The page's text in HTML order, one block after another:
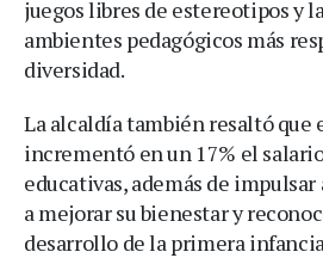
juegos libres de estereotipos y
ambientes pedagógicos más
diversidad.
La alcaldía también resaltó que
incrementó en un 17% el
educativas, además de
a mejorar su bienestar y
desarrollo de la primera